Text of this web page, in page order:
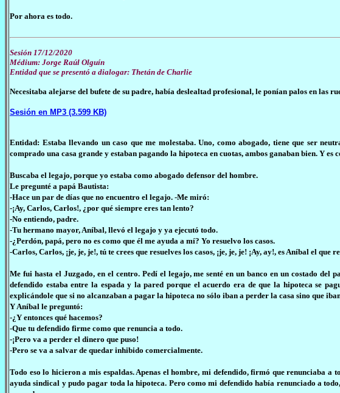
Por ahora es todo.
Sesión 17/12/2020
Médium: Jorge Raúl Olguín
Entidad que se presentó a dialogar: Thetán de Charlie
Necesitaba alejarse del bufete de su padre, había deslealtad profesional, le ponían palos en
Sesión en MP3 (3.599 KB)
Entidad: Estaba llevando un caso que me molestaba. Uno, como abogado, tiene que ser
comprado una casa grande y estaban pagando la hipoteca en cuotas, ambos ganaban bien. Y
Buscaba el legajo, porque yo estaba como abogado defensor del hombre.
Le pregunté a papá Bautista:
-Hace un par de días que no encuentro el legajo. -Me miró:
-¡Ay, Carlos, Carlos!, ¿por qué siempre eres tan lento?
-No entiendo, padre.
-Tu hermano mayor, Aníbal, llevó el legajo y ya ejecutó todo.
-¿Perdón, papá, pero no es como que él me ayuda a mí? Yo resuelvo los casos.
-Carlos, Carlos, ¡je, je, je!, tú te crees que resuelves los casos, ¡je, je, je! ¡Ay, ay!, es Aníbal el que
Me fui hasta el Juzgado, en el centro. Pedí el legajo, me senté en un banco en un costado
defendido estaba entre la espada y la pared porque el acuerdo era de que la hipoteca se
explicándole que si no alcanzaban a pagar la hipoteca no sólo iban a perder la casa sino que
Y Aníbal le preguntó:
-¿Y entonces qué hacemos?
-Que tu defendido firme como que renuncia a todo.
-¡Pero va a perder el dinero que puso!
-Pero se va a salvar de quedar inhibido comercialmente.
Todo eso lo hicieron a mis espaldas. Apenas el hombre, mi defendido, firmó que renunciaba
ayuda sindical y pudo pagar toda la hipoteca. Pero como mi defendido había renunciado a